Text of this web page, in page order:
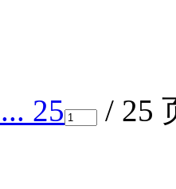
... 25
/ 25